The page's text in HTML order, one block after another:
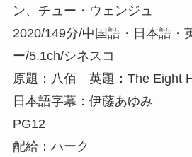
ン、チュー・ウェンジュ
2020/149分/中国語・日本語・
ー/5.1ch/シネスコ
原題：八佰 英題：The Eight
日本語字幕：伊藤あゆみ
PG12
配給：ハーク